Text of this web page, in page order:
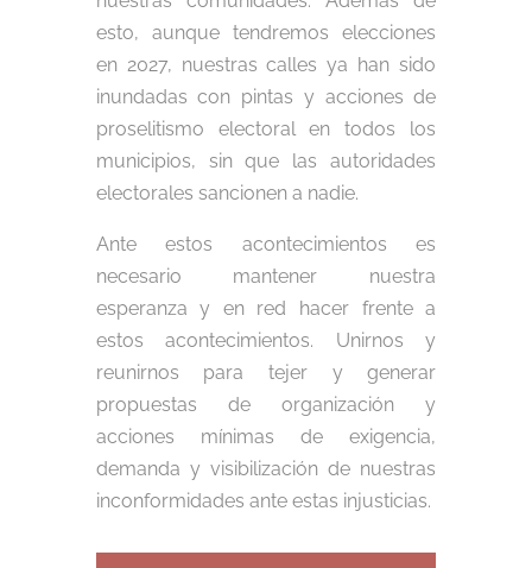
esto, aunque tendremos elecciones
en 2027, nuestras calles ya han sido
inundadas con pintas y acciones de
proselitismo electoral en todos los
municipios, sin que las autoridades
electorales sancionen a nadie.
Ante estos acontecimientos es
necesario mantener nuestra
esperanza y en red hacer frente a
estos acontecimientos. Unirnos y
reunirnos para tejer y generar
propuestas de organización y
acciones mínimas de exigencia,
demanda y visibilización de nuestras
inconformidades ante estas injusticias.